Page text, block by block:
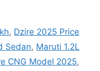
, Dzire 2025 Price
Sedan, Maruti 1.2L
CNG Model 2025,